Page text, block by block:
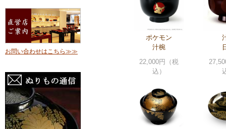
お問い合わせはこちら≫≫
ポケモン
汁椀
22,000円（税
込）